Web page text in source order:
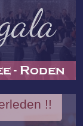
- Roden
!!